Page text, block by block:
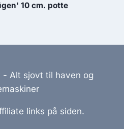
10 cm. potte
Alt sjovt til haven og
links på siden.